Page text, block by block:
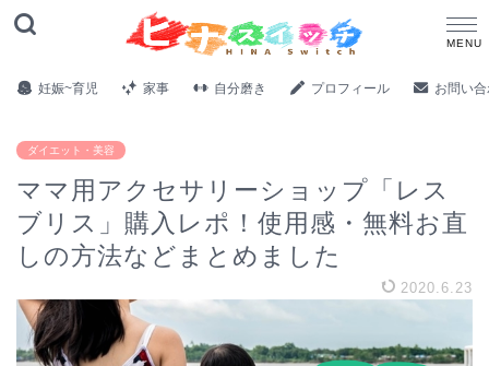
妊娠~育児 家事 自分磨き プロフィール お問い
ダイエット・美容
ママ用アクセサリーショップ「レス
ブリス」購入レポ！使用感・無料お直
しの方法などまとめました
2020.6.23